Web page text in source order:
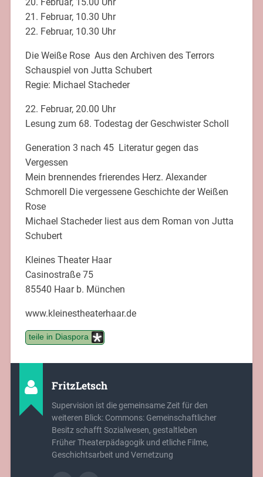
21. Februar, 10.30 Uhr
22. Februar, 10.30 Uhr
Die Weiße Rose  Aus den Archiven des Terrors
Schauspiel von Jutta Schubert
Regie: Michael Stacheder
22. Februar, 20.00 Uhr
Lesung zum 68. Todestag der Geschwister Scholl
Generation 3 nach 45  Literatur gegen das
Vergessen
Mein brennendes frierendes Herz. Alexander
Schmorell Die vergessene Geschichte der Weißen
Rose
Michael Stacheder liest aus dem Roman von Jutta
Schubert
Kleines Theater Haar
Casinostraße 75
85540 Haar b. München
www.kleinestheaterhaar.de
teile in Diaspora
FritzLetsch
Supervision ist die gemeinsame Zeit für den
weiteren Blick: Commons: Gemeinschaftlicher
Besitz schafft Sozialwesen, gestaltleben
Früher Theaterpädagogik und etliche Filme,
Geschichtsarbeit und Vernetzung